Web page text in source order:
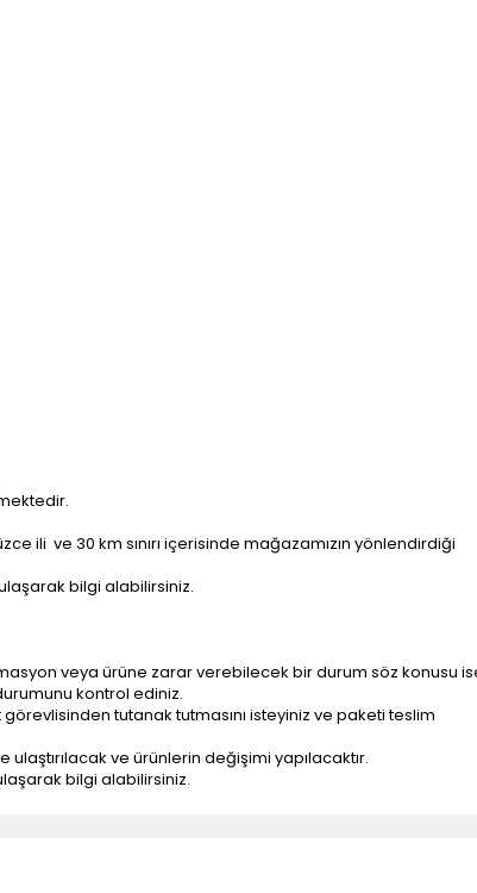
ili ve 30 km sınırı içerisinde mağazamızın yönlendirdiği
bilgi alabilirsiniz.
veya ürüne zarar verebilecek bir durum söz konusu
kontrol ediniz.
tutanak tutmasını isteyiniz ve paketi teslim
ve ürünlerin değişimi yapılacaktır.
bilgi alabilirsiniz.